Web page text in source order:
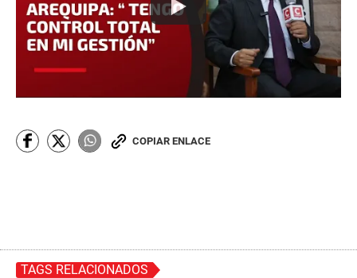
COPIAR ENLACE
TAGS RELACIONADOS